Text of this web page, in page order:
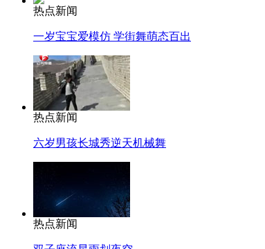
热点新闻
一岁宝宝爱模仿 学街舞萌态百出
热点新闻
六岁男孩长城秀逆天机械舞
热点新闻